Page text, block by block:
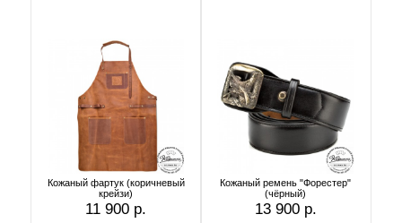
Кожаный фартук (коричневый
крейзи)
11 900 р.
Кожаный ремень "Форестер"
(чёрный)
13 900 р.